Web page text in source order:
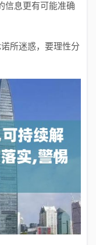
信息更有可能准确
所迷惑，要理性分